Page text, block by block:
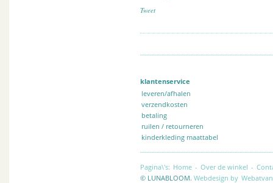
Tweet
klantenservice
leveren/afhalen
verzendkosten
betaling
ruilen / retourneren
kinderkleding maattabel
Pagina\'s: Home - Over de winkel -
© LUNABLOOM. Webdesign by